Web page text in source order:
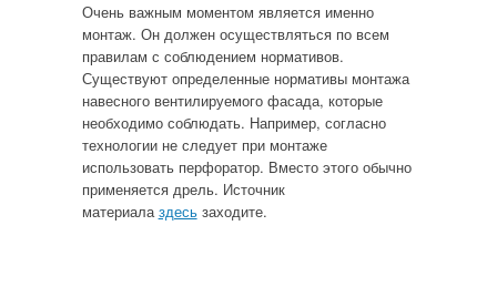
Очень важным моментом является именно
монтаж. Он должен осуществляться по всем
правилам с соблюдением нормативов.
Существуют определенные нормативы монтажа
навесного вентилируемого фасада, которые
необходимо соблюдать. Например, согласно
технологии не следует при монтаже
использовать перфоратор. Вместо этого обычно
применяется дрель. Источник
материалаздесьзаходите.